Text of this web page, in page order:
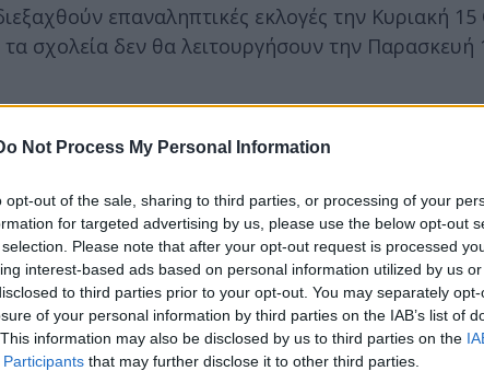
Not Process My Personal Information
opt-out of the sale, sharing to third parties, or processing of your
for targeted advertising by us, please use the below opt-out
Please note that after your opt-out request is processed
interest-based ads based on personal information utilized by us
to third parties prior to your opt-out. You may separately
of your personal information by third parties on the IAB’s list of
information may also be disclosed by us to third parties on the
that may further disclose it to other third parties.
επαναληπτικές εκλογές την Κυριακή
σχολεία δεν θα λειτουργήσουν την Παρασκευή